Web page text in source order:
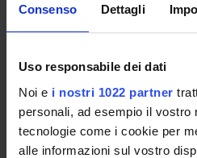
Consenso Dettagli
Uso responsabile dei dati
Noi e i nostri 1022 partner
personali, ad esempio il vostro
tecnologie come i cookie per
alle informazioni sul vostro
Ministero dell'Istruzione
Funds:assigned and managed
Nazionale
PROJECT PARTICIPANTS